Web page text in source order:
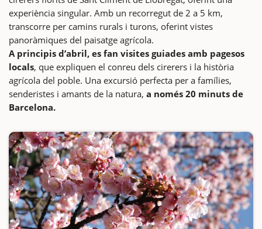
experiència singular. Amb un recorregut de 2 a 5 km,
transcorre per camins rurals i turons, oferint vistes
panoràmiques del paisatge agrícola.
A principis d’abril, es fan visites guiades amb pagesos
locals, que expliquen el conreu dels cirerers i la història
agrícola del poble. Una excursió perfecta per a famílies,
senderistes i amants de la natura, a només 20 minuts de
Barcelona.